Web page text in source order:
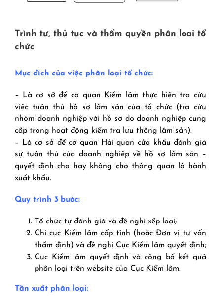
Trình tự, thủ tục và thẩm quyền phân loại tổ
chức
Mục đích của việc phân loại tổ chức:
– Là cơ sở để cơ quan Kiểm lâm thực hiện tra cứu
việc tuân thủ hồ sơ lâm sản của tổ chức (tra cứu
nhóm doanh nghiệp với hồ sơ do doanh nghiệp cung
cấp trong hoạt động kiểm tra lưu thông lâm sản).
– Là cơ sở để cơ quan Hải quan cửa khẩu đánh giá
sự tuân thủ của doanh nghiệp về hồ sơ lâm sản –
quyết định cho hay không cho thông quan lô hành
xuất khẩu.
Quy trình 3 bước:
Tổ chức tự đánh giá và đề nghị xếp loại;
Chi cục Kiểm lâm cấp tỉnh (hoặc Đơn vị tư vấn
thẩm định) và đề nghị Cục Kiểm lâm quyết định;
Cục Kiểm lâm quyết định và công bố kết quả
phân loại trên website của Cục Kiểm lâm.
Tần xuất phân loại: